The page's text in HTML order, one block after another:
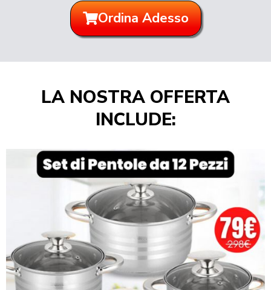
Ordina Adesso
LA NOSTRA OFFERTA
INCLUDE: